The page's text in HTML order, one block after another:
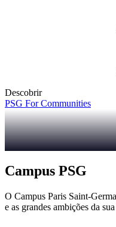
Descobrir
PSG For Communities
Campus PSG
O Campus Paris Saint-
e as grandes ambições da